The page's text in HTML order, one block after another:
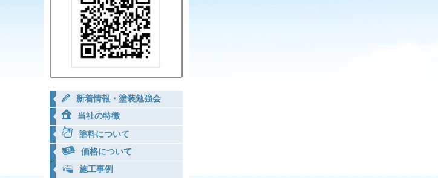
新着情報・塗装勉強会
当社の特徴
塗料について
価格について
施工事例